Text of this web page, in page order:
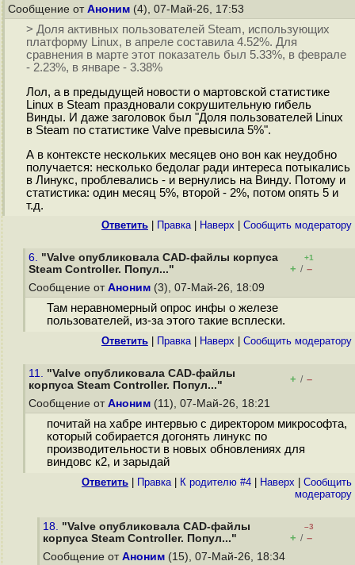
Сообщение от Аноним (4), 07-Май-26, 17:53
> Доля активных пользователей Steam, использующих
платформу Linux, в апреле составила 4.52%. Для
сравнения в марте этот показатель был 5.33%, в феврале
- 2.23%, в январе - 3.38%
Лол, а в предыдущей новости о мартовской статистике
Linux в Steam праздновали сокрушительную гибель
Винды. И даже заголовок был "Доля пользователей Linux
в Steam по статистике Valve превысила 5%".
А в контексте нескольких месяцев оно вон как неудобно
получается: несколько бедолаг ради интереса потыкались
в Линукс, проблевались - и вернулись на Винду. Потому и
статистика: один месяц 5%, второй - 2%, потом опять 5 и
т.д.
Ответить Правка| Наверх Cообщить модератору
6. "Valve опубликовала CAD-файлы корпуса
Steam Controller. Попул..."
+1
+ / –
Сообщение от Аноним (3), 07-Май-26, 18:09
Там неравномерный опрос инфы о железе
пользователей, из-за этого такие всплески.
Ответить Правка| Наверх Cообщить модератору
11. "Valve опубликовала CAD-файлы
корпуса Steam Controller. Попул..."
+ / –
Сообщение от Аноним (11), 07-Май-26, 18:21
почитай на хабре интервью с директором микрософта,
который собирается догонять линукс по
производительности в новых обновлениях для
виндовс к2, и зарыдай
Ответить Правка| К родителю #4 Наверх
Cообщить
модератору
18. "Valve опубликовала CAD-файлы
корпуса Steam Controller. Попул..."
–3
+ / –
Сообщение от Аноним (15), 07-Май-26, 18:34